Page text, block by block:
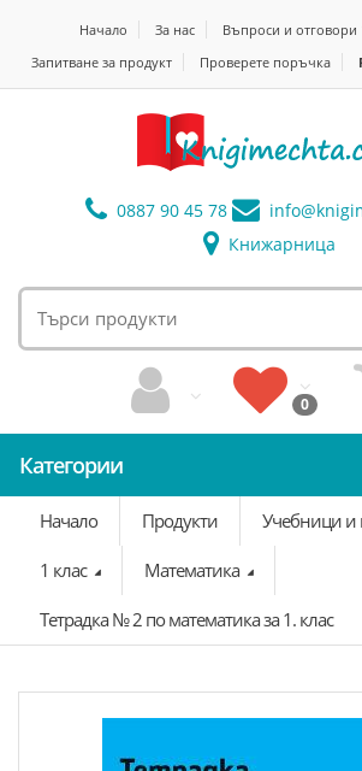
Начало За нас Въпроси и отговори
Запитване за продукт
Проверете поръчка
0887 90 45 78 info@
Книжарница
0
Категории
Начало
Продукти Учебници и
1 клас Математика
Тетрадка № 2 по математика за 1. клас